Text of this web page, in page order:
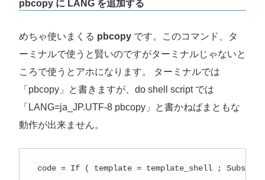
pbcopy に LANG を追加する
めちゃ使いまくる pbcopy です。このコマンド、タ
ーミナルで使うと賢いのですがターミナルじゃないと
ころで使うとアホになります。 ターミナルでは
「pbcopy」と書きますが、do shell script では
「LANG=ja_JP.UTF-8 pbcopy」と書かねばまともな
動作が出来ません。